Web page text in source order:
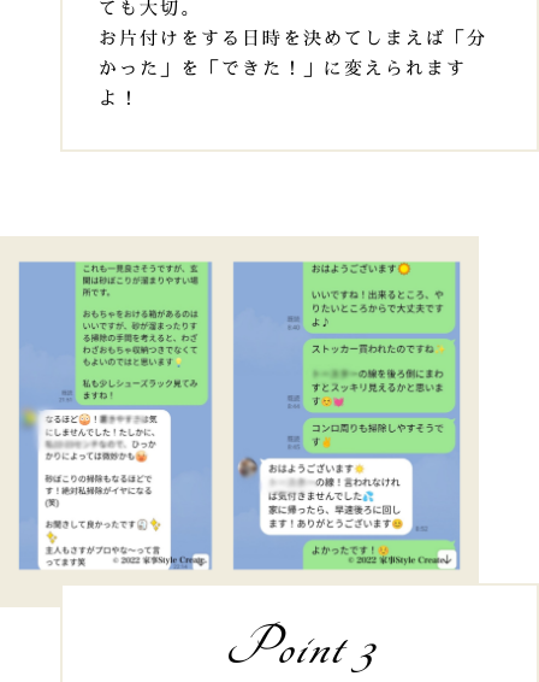
ても大切。
お片付けをする日時を決めてしまえば「分
かった」を「できた！」に変えられます
よ！
Point 3